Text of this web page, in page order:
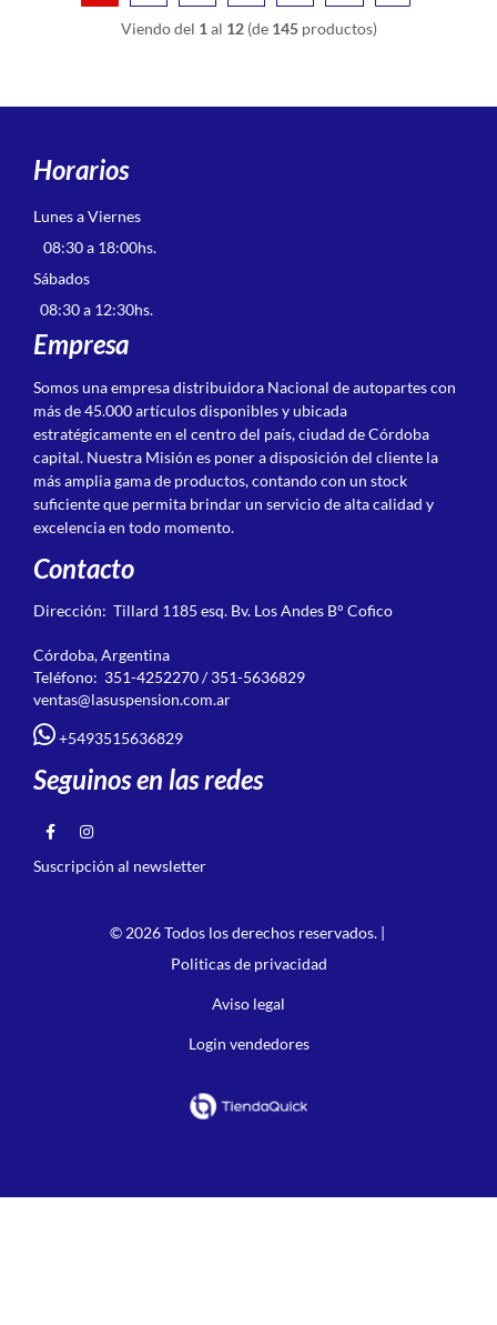
Viendo del 1 al 12(de 145productos)
Horarios
Lunes a Viernes
08:30 a 18:00hs.
Sábados
08:30 a 12:30hs.
Empresa
Somos una empresa distribuidora Nacional de autopartes con
más de 45.000 artículos disponibles y ubicada
estratégicamente en el centro del país, ciudad de Córdoba
capital. Nuestra Misión es poner a disposición del cliente la
más amplia gama de productos, contando con un stock
suficiente que permita brindar un servicio de alta calidad y
excelencia en todo momento.
Contacto
Dirección: Tillard 1185 esq. Bv. Los Andes B° Cofico
Córdoba, Argentina
Teléfono: 351-4252270 / 351-5636829
ventas@lasuspension.com.ar
+5493515636829
Seguinos en las redes
Suscripción al newsletter
© 2026 Todos los derechos reservados. |
Politicas de privacidad
Aviso legal
Login vendedores